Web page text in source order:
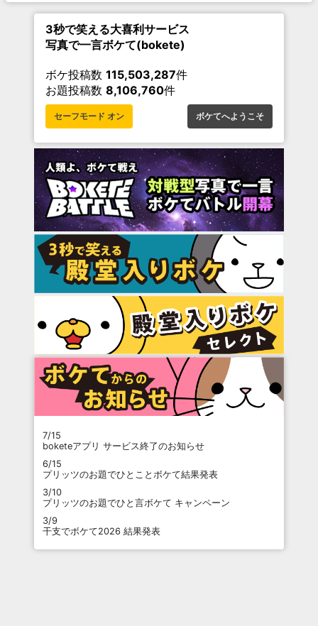
3秒で笑える大喜利サービス
写真で一言ボケて(bokete)
ボケ投稿数 115,503,287件
お題投稿数 8,106,760件
セーフモード オン ボケてへようこそ
7/15
boketeアプリ サービス終了のお知らせ
6/15
プリッツのお題でひとことボケて結果発表
3/10
プリッツのお題でひと言ボケて キャンペーン
3/9
干支でボケて2026 結果発表